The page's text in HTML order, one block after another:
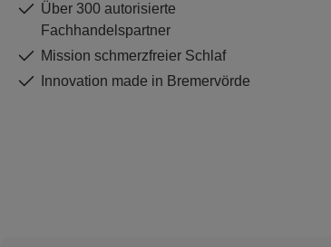
Über 300 autorisierte
Fachhandelspartner
Mission schmerzfreier Schlaf
Innovation made in Bremervörde